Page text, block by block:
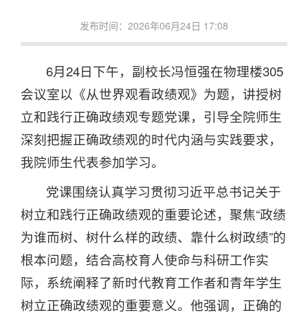
发布时间：2026年06月24日 17:08
6月24日下午，副校长冯恒强在物理楼305
会议室以《从世界观看政绩观》为题，讲授树
立和践行正确政绩观专题党课，引导全院师生
深刻把握正确政绩观的时代内涵与实践要求，
我院师生代表参加学习。
党课围绕认真学习贯彻习近平总书记关于
树立和践行正确政绩观的重要论述，聚焦“政绩
为谁而树、树什么样的政绩、靠什么树政绩”的
根本问题，结合高校育人使命与科研工作实
际，系统阐释了新时代教育工作者和青年学生
树立正确政绩观的重要意义。他强调，正确的